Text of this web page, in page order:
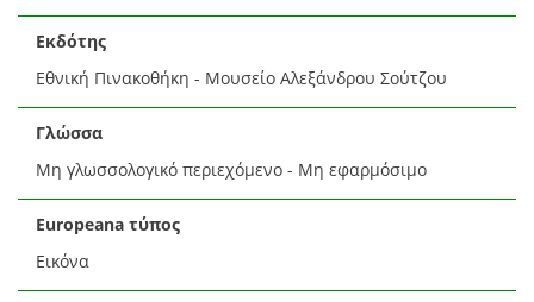
Εκδότης
Εθνική Πινακοθήκη - Μουσείο Αλεξάνδρου Σούτζου
Γλώσσα
Μη γλωσσολογικό περιεχόμενο - Μη εφαρμόσιμο
Europeana τύπος
Εικόνα